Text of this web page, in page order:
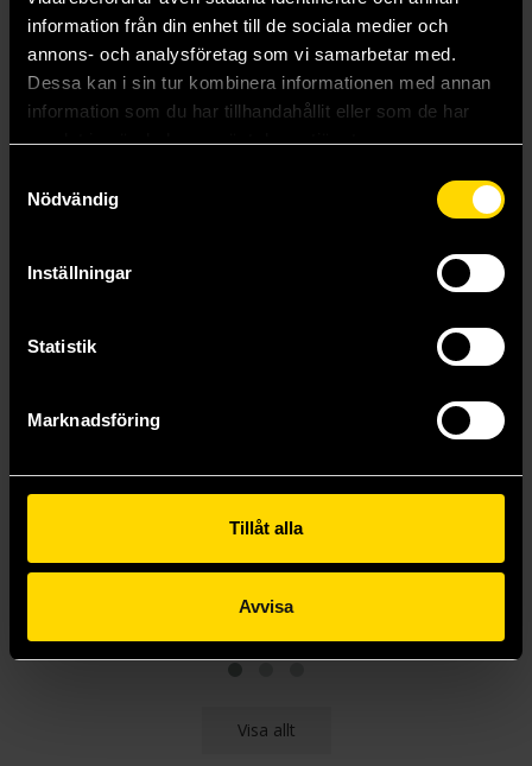
information från din enhet till de sociala medier och
annons- och analysföretag som vi samarbetar med.
Dessa kan i sin tur kombinera informationen med annan
information som du har tillhandahållit eller som de har
samlat in när du har använt deras tjänster.
Nödvändig
Inställningar
Statistik
Marknadsföring
Tillåt alla
Avvisa
Mer från Stonemaier Games
Wingspan: Americas Expansion
Viticulture
Visa allt